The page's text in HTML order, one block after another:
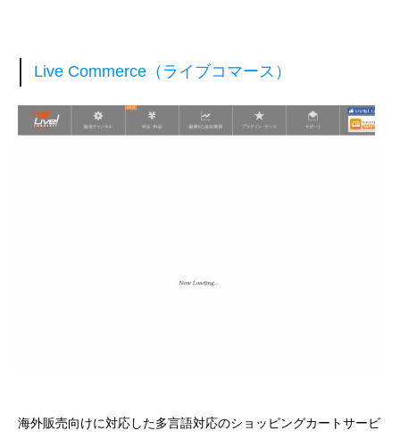
Live Commerce（ライブコマース）
海外販売向けに対応した多言語対応のショッピングカートサービ